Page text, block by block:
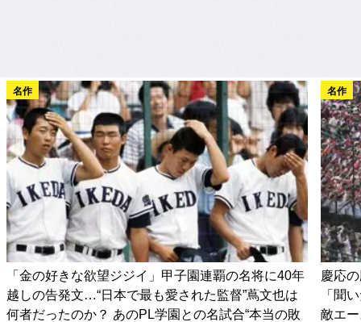
名作
「金の好きな欲望ジジイ」甲子園連覇の名将に40年
越しの告発文…“日本で最も愛された監督”蔦文也は
何者だったのか？ あのPL学園との名試合“本当の敗
名作
慶応
「聞
敵エ